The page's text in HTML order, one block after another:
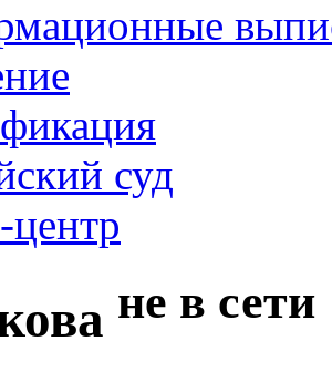
суд
не в сети